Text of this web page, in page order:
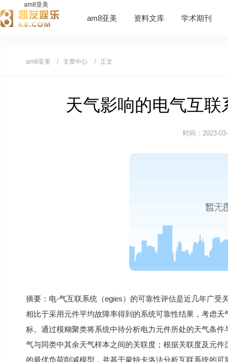
am8亚美
am8亚美 资料文库 学术期刊
am8亚美 文章中心 正文
天气影响的电气互
时间：2023-
摘要：电-气互联系统（egies）的可靠性评估是近几年广
相比于采用元件平均故障率得到的系统可靠性结果，考虑
标。通过模糊聚类将系统中待分析电力元件所处的天气条
气与同类中其余天气样本之间的关联度；根据关联度及元
的最优负荷削减模型，并基于蒙特卡洛法分析互联系统的